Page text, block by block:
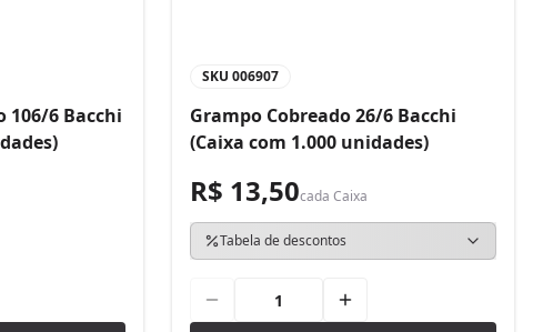
106/6 Bacchi
SKU 006907
Grampo Cobreado 26/6 Bacchi
(Caixa com 1.000 unidades)
R$ 13,50cada Caixa
Tabela de descontos